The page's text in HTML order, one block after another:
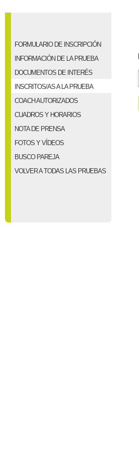
FORMULARIO DE INSCRIPCIÓN
INFORMACIÓN DE LA PRUEBA
DOCUMENTOS DE INTERÉS
INSCRITOS/AS A LA PRUEBA
COACH AUTORIZADOS
CUADROS Y HORARIOS
NOTA DE PRENSA
FOTOS Y VÍDEOS
BUSCO PAREJA
VOLVER A TODAS LAS PRUEBAS